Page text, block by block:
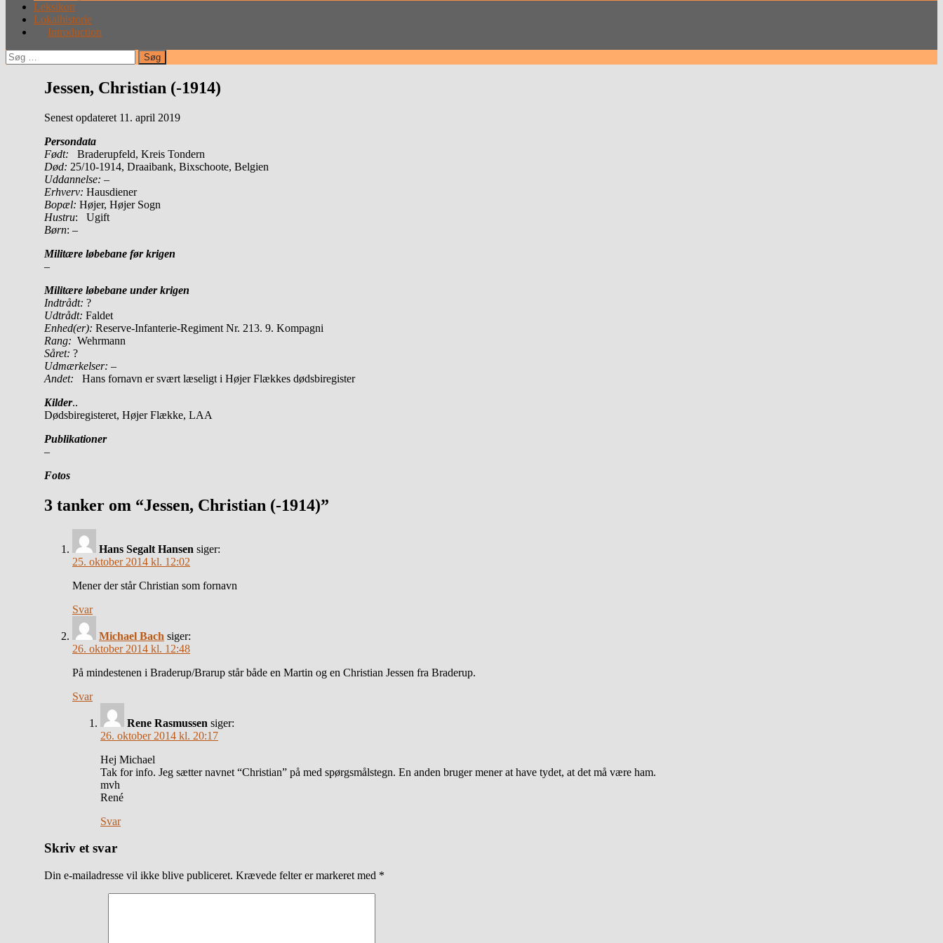
Leksikon
Lokalhistorie
Introduction
Søg
efter:
Jessen, Christian (-1914)
Senest opdateret 11. april 2019
Persondata
Født: Braderupfeld, Kreis Tondern
Død: 25/10-1914, Draaibank, Bixschoote, Belgien
Uddannelse: –
Erhverv: Hausdiener
Bopæl: Højer, Højer Sogn
Hustru: Ugift
Børn: –
Militære løbebane før krigen
–
Militære løbebane under krigen
Indtrådt: ?
Udtrådt: Faldet
Enhed(er): Reserve-Infanterie-Regiment Nr. 213. 9. Kompagni
Rang: Wehrmann
Såret: ?
Udmærkelser: –
Andet: Hans fornavn er svært læseligt i Højer Flækkes dødsbiregister
Kilder..
Dødsbiregisteret, Højer Flække, LAA
Publikationer
–
Fotos
3 tanker om “Jessen, Christian (-1914)”
Hans Segalt Hansen siger:
25. oktober 2014 kl. 12:02
Mener der står Christian som fornavn
Svar
Michael Bach siger:
26. oktober 2014 kl. 12:48
På mindestenen i Braderup/Brarup står både en Martin og en Christian Jessen fra Braderup.
Svar
Rene Rasmussen siger:
26. oktober 2014 kl. 20:17
Hej Michael
Tak for info. Jeg sætter navnet “Christian” på med spørgsmålstegn. En anden bruger mener at have tydet, at det må være ham.
mvh
René
Svar
Skriv et svar
Din e-mailadresse vil ikke blive publiceret. Krævede felter er markeret med *